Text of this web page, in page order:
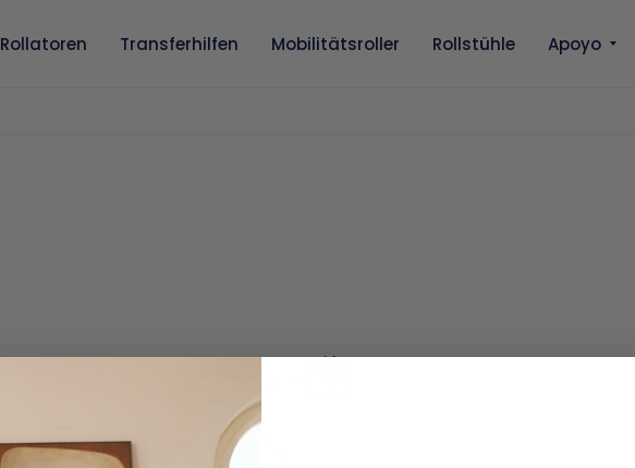
Rollatoren Transferhilfen Mobilitätsroller Rollstühle Apoyo